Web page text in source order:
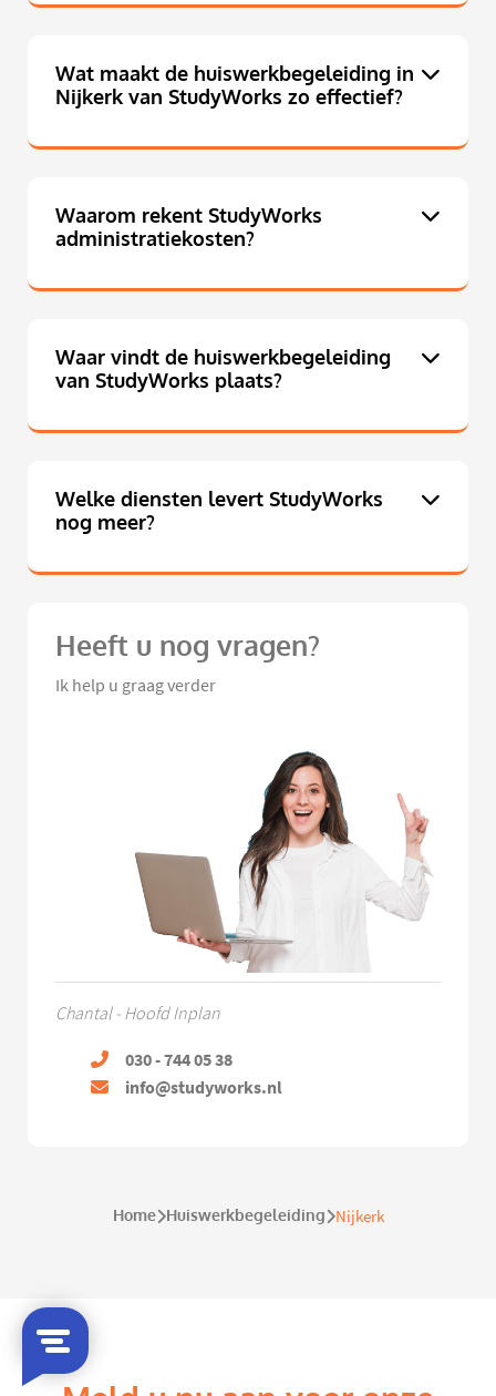
Wat maakt de huiswerkbegeleiding in
Nijkerk van StudyWorks zo effectief?
Waarom rekent StudyWorks
administratiekosten?
Waar vindt de huiswerkbegeleiding
van StudyWorks plaats?
Welke diensten levert StudyWorks
nog meer?
Heeft u nog vragen?
Ik help u graag verder
Chantal - Hoofd Inplan
030 - 744 05 38
info@studyworks.nl
Home Huiswerkbegeleiding Nijkerk